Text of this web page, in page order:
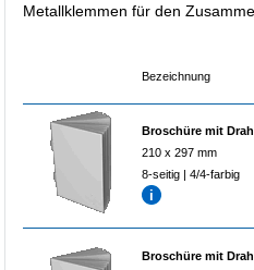
Metallklemmen für den
Bezeichnung
Broschüre mit
210 x 297 mm
8-seitig | 4/4-farbig
Broschüre mit